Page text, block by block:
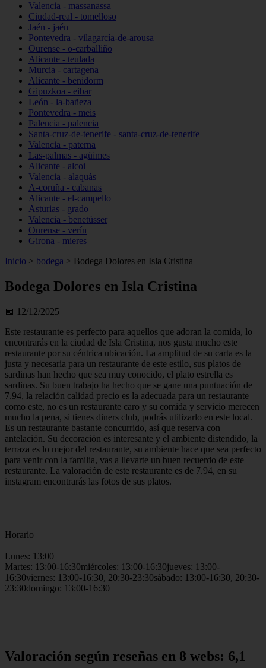
Valencia - massanassa
Ciudad-real - tomelloso
Jaén - jaén
Pontevedra - vilagarcía-de-arousa
Ourense - o-carballiño
Alicante - teulada
Murcia - cartagena
Alicante - benidorm
Gipuzkoa - eibar
León - la-bañeza
Pontevedra - meis
Palencia - palencia
Santa-cruz-de-tenerife - santa-cruz-de-tenerife
Valencia - paterna
Las-palmas - agüimes
Alicante - alcoi
Valencia - alaquàs
A-coruña - cabanas
Alicante - el-campello
Asturias - grado
Valencia - benetússer
Ourense - verín
Girona - mieres
Inicio > bodega > Bodega Dolores en Isla Cristina
Bodega Dolores en Isla Cristina
📅 12/12/2025
Este restaurante es perfecto para aquellos que adoran la comida, lo
encontrarás en la ciudad de Isla Cristina, nos gusta mucho este
restaurante por su céntrica ubicación. La amplitud de su carta es la
justa y necesaria para un restaurante de este estilo, sus platos de
sardinas han hecho que sea muy conocido, el plato estrella es
sardinas. Su buen trabajo ha hecho que se gane una puntuación de
7.94, la relación calidad precio es la adecuada para un restaurante
como este, no es un restaurante caro y su comida y servicio merecen
mucho la pena, si tienes diners club, podrás utilizarlo en este local.
Es un restaurante bastante concurrido, así que reserva con
antelación. Su decoración es interesante y el ambiente distendido, la
terraza es lo mejor del restaurante, su ambiente hace que sea perfecto
para venir con la familia, vas a llevarte un buen recuerdo de este
restaurante. La valoración de este restaurante es de 7.94, en su
instagram encontrarás las fotos de sus platos.
Horario
Lunes: 13:00
Martes: 13:00-16:30miércoles: 13:00-16:30jueves: 13:00-
16:30viernes: 13:00-16:30, 20:30-23:30sábado: 13:00-16:30, 20:30-
23:30domingo: 13:00-16:30
Valoración según reseñas en 8 webs: 6,1